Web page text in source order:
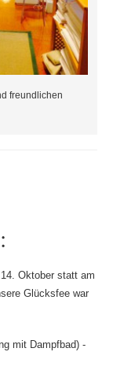
freundlichen
Oktober statt am
Glücksfee war
mit Dampfbad) -